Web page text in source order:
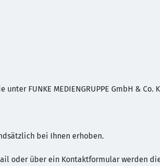
FUNKE MEDIENGRUPPE GmbH & Co.
bei Ihnen erhoben.
oder über ein Kontaktformular werden